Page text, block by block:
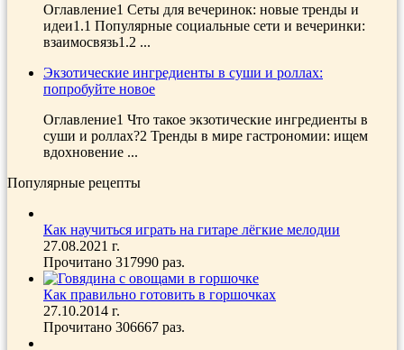
Оглавление1 Сеты для вечеринок: новые тренды и
идеи1.1 Популярные социальные сети и вечеринки:
взаимосвязь1.2 ...
Экзотические ингредиенты в суши и роллах:
попробуйте новое
Оглавление1 Что такое экзотические ингредиенты в
суши и роллах?2 Тренды в мире гастрономии: ищем
вдохновение ...
Популярные рецепты
Как научиться играть на гитаре лёгкие мелодии
27.08.2021 г.
Прочитано 317990 раз.
Как правильно готовить в горшочках
27.10.2014 г.
Прочитано 306667 раз.